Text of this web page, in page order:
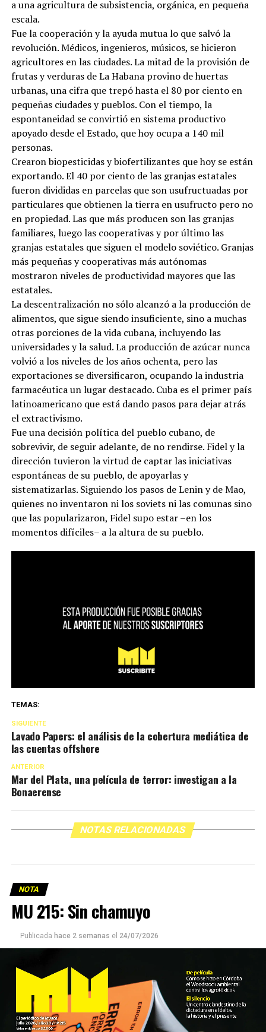
a una agricultura de subsistencia, orgánica, en pequeña
escala.
Fue la cooperación y la ayuda mutua lo que salvó la
revolución. Médicos, ingenieros, músicos, se hicieron
agricultores en las ciudades. La mitad de la provisión de
frutas y verduras de La Habana provino de huertas
urbanas, una cifra que trepó hasta el 80 por ciento en
pequeñas ciudades y pueblos. Con el tiempo, la
espontaneidad se convirtió en sistema productivo
apoyado desde el Estado, que hoy ocupa a 140 mil
personas.
Crearon biopesticidas y biofertilizantes que hoy se están
exportando. El 40 por ciento de las granjas estatales
fueron divididas en parcelas que son usufructuadas por
particulares que obtienen la tierra en usufructo pero no
en propiedad. Las que más producen son las granjas
familiares, luego las cooperativas y por último las
granjas estatales que siguen el modelo soviético. Granjas
más pequeñas y cooperativas más autónomas
mostraron niveles de productividad mayores que las
estatales.
La descentralización no sólo alcanzó a la producción de
alimentos, que sigue siendo insuficiente, sino a muchas
otras porciones de la vida cubana, incluyendo las
universidades y la salud. La producción de azúcar nunca
volvió a los niveles de los años ochenta, pero las
exportaciones se diversificaron, ocupando la industria
farmacéutica un lugar destacado. Cuba es el primer país
latinoamericano que está dando pasos para dejar atrás
el extractivismo.
Fue una decisión política del pueblo cubano, de
sobrevivir, de seguir adelante, de no rendirse. Fidel y la
dirección tuvieron la virtud de captar las iniciativas
espontáneas de su pueblo, de apoyarlas y
sistematizarlas. Siguiendo los pasos de Lenin y de Mao,
quienes no inventaron ni los soviets ni las comunas sino
que las popularizaron, Fidel supo estar –en los
momentos difíciles– a la altura de su pueblo.
TEMAS:
SIGUIENTE
Lavado Papers: el análisis de la cobertura mediática de
las cuentas offshore
ANTERIOR
Mar del Plata, una película de terror: investigan a la
Bonaerense
NOTAS RELACIONADAS
NOTA
MU 215: Sin chamuyo
Publicada hace 2 semanas el 24/07/2026